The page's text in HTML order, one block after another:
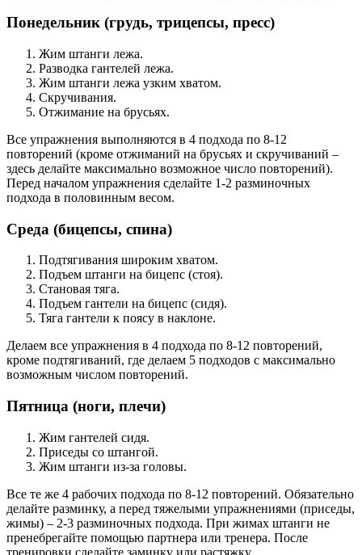
Понедельник (грудь, трицепсы, пресс)
Жим штанги лежа.
Разводка гантелей лежа.
Жим штанги лежа узким хватом.
Скручивания.
Отжимание на брусьях.
Все упражнения выполняются в 4 подхода по 8-12
повторений (кроме отжиманий на брусьях и скручиваний –
здесь делайте максимально возможное число повторений).
Перед началом упражнения сделайте 1-2 разминочных
подхода в половинным весом.
Среда (бицепсы, спина)
Подтягивания широким хватом.
Подъем штанги на бицепс (стоя).
Становая тяга.
Подъем гантели на бицепс (сидя).
Тяга гантели к поясу в наклоне.
Делаем все упражнения в 4 подхода по 8-12 повторений,
кроме подтягиваний, где делаем 5 подходов с максимально
возможным числом повторений.
Пятница (ноги, плечи)
Жим гантелей сидя.
Приседы со штангой.
Жим штанги из-за головы.
Все те же 4 рабочих подхода по 8-12 повторений. Обязательно
делайте разминку, а перед тяжелыми упражнениями (приседы,
жимы) – 2-3 разминочных подхода. При жимах штанги не
пренебрегайте помощью партнера или тренера. После
тренировки сделайте заминку или растяжку.